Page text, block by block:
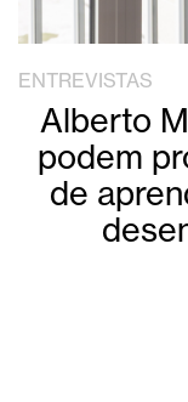
ENTREVISTAS
Alberto
podem
de